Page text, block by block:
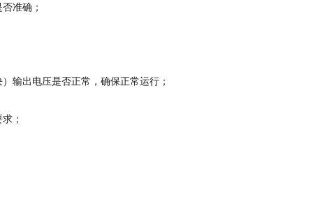
准确；
输出电压是否正常，确保正常运行；
；